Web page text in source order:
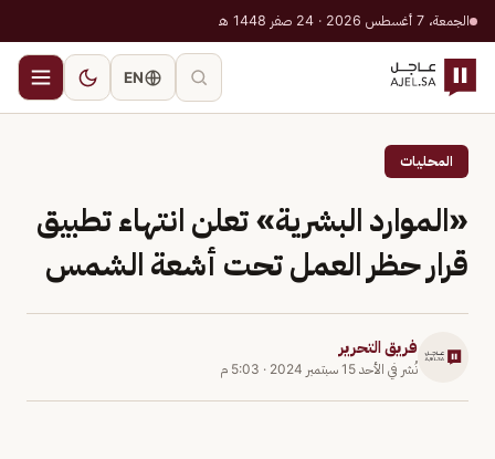
الجمعة، 7 أغسطس 2026 · 24 صفر 1448 هـ
EN
المحليات
«الموارد البشرية» تعلن انتهاء تطبيق
قرار حظر العمل تحت أشعة الشمس
فريق التحرير
نُشر في الأحد 15 سبتمبر 2024 · 5:03 م